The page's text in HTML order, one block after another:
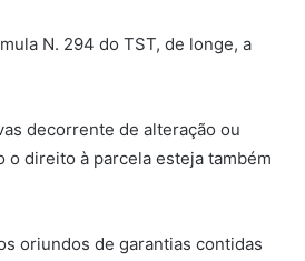
N. 294 do TST, de longe, a
decorrente de alteração ou
direito à parcela esteja também
oriundos de garantias contidas